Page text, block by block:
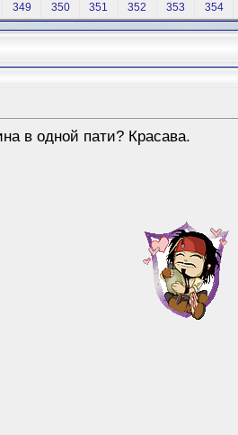
349 350 351 352 353 354
в одной пати? Красава.